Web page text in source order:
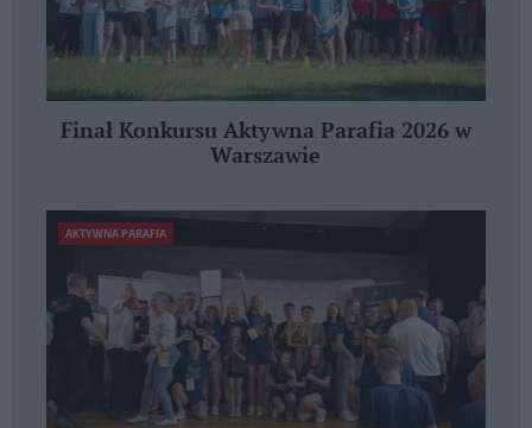
Finał Konkursu Aktywna Parafia 2026 w
Warszawie
AKTYWNA PARAFIA